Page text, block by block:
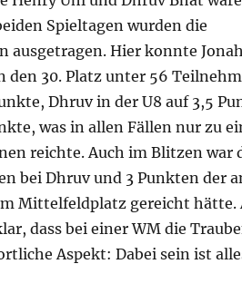
Spieltagen wurden die
ausgetragen. Hier konnte
den 30. Platz unter 56
Dhruv in der U8 auf 3,5
was in allen Fällen nur zu
reichte. Auch im Blitzen war
bei Dhruv und 3 Punkten der
Mittelfeldplatz gereicht hätte.
dass bei einer WM die
Aspekt: Dabei sein ist